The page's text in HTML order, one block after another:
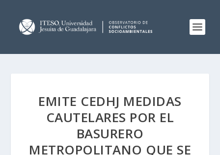
EMITE CEDHJ MEDIDAS
CAUTELARES POR EL
BASURERO
METROPOLITANO QUE SE